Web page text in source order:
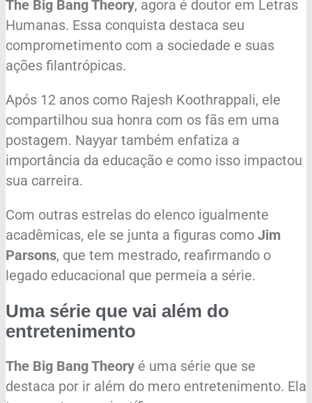
The Big Bang Theory, agora é doutor em Letras
Humanas. Essa conquista destaca seu
comprometimento com a sociedade e suas
ações filantrópicas.
Após 12 anos como Rajesh Koothrappali, ele
compartilhou sua honra com os fãs em uma
postagem. Nayyar também enfatiza a
importância da educação e como isso impactou
sua carreira.
Com outras estrelas do elenco igualmente
acadêmicas, ele se junta a figuras como Jim
Parsons, que tem mestrado, reafirmando o
legado educacional que permeia a série.
Uma série que vai além do
entretenimento
The Big Bang Theory é uma série que se
destaca por ir além do mero entretenimento. Ela